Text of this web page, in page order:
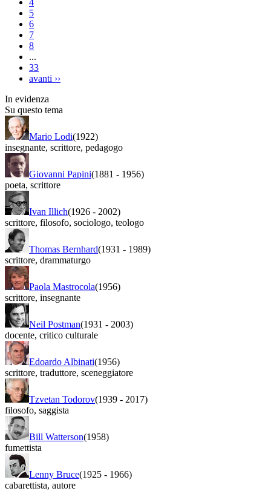
5
6
7
8
...
33
avanti ››
In evidenza
Su questo tema
Mario Lodi(1922)
insegnante, scrittore, pedagogo
Giovanni Papini(1881 - 1956)
poeta, scrittore
Ivan Illich(1926 - 2002)
scrittore, filosofo, sociologo, teologo
Thomas Bernhard(1931 - 1989)
scrittore, drammaturgo
Paola Mastrocola(1956)
scrittore, insegnante
Neil Postman(1931 - 2003)
docente, critico culturale
Edoardo Albinati(1956)
scrittore, traduttore, sceneggiatore
Tzvetan Todorov(1939 - 2017)
filosofo, saggista
Bill Watterson(1958)
fumettista
Lenny Bruce(1925 - 1966)
cabarettista, autore